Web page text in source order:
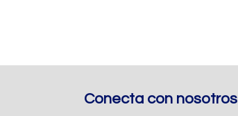
Conecta con nosotros